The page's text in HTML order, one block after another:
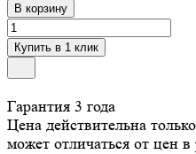
В корзину
Купить в 1 клик
Гарантия 3 года
Цена действительна
может отличаться от цен